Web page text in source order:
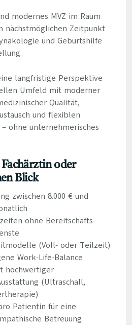
modernes MVZ im Raum
nächstmöglichen Zeitpunkt
und Geburtshilfe
langfristige Perspektive
Umfeld mit moderner
Qualität,
und flexiblen
ohne unternehmerisches
oder
Blick
zwischen 8.000 € und
ohne Bereitschafts-
(Voll- oder Teilzeit)
Work-Life-Balance
hochwertiger
(Ultraschall,
Patientin für eine
Betreuung